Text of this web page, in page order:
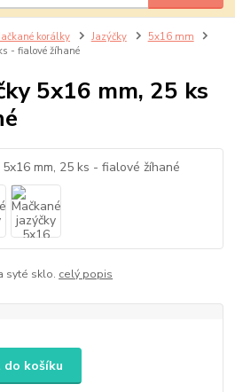
korálky Jazýčky
5x16 mm
- fialové žíhané
5x16 mm, 25 ks
syté sklo. celý popis
do košíku